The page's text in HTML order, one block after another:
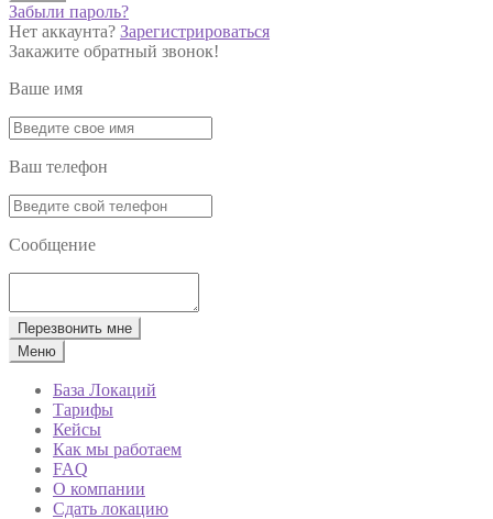
Забыли пароль?
Нет аккаунта? Зарегистрироваться
Закажите обратный звонок!
Ваше имя
Ваш телефон
Сообщение
Перезвонить мне
Меню
База Локаций
Тарифы
Кейсы
Как мы работаем
FAQ
О компании
Сдать локацию